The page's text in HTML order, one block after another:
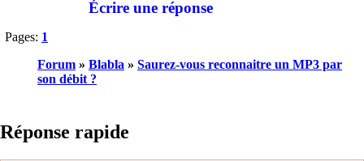
Écrire une réponse
Pages: 1
Forum » Blabla » Saurez-vous reconnaitre un MP3 par
son débit ?
Réponse rapide